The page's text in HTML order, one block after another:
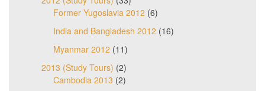
Former Yugoslavia 2012 (6)
India and Bangladesh 2012 (16)
Myanmar 2012 (11)
2013 (Study Tours) (2)
Cambodia 2013 (2)